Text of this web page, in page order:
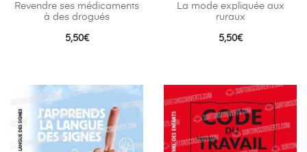
Revendre ses médicaments
à des drogués
5,50€
La mode expliquée aux
ruraux
5,50€